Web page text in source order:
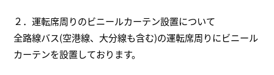
２．運転席周りのビニールカーテン設置について
全路線バス(空港線、大分線も含む)の運転席周りにビニール
カーテンを設置しております。